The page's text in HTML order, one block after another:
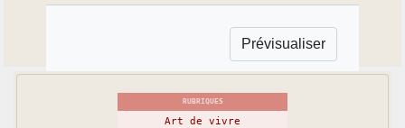
RUBRIQUES
Art de vivre